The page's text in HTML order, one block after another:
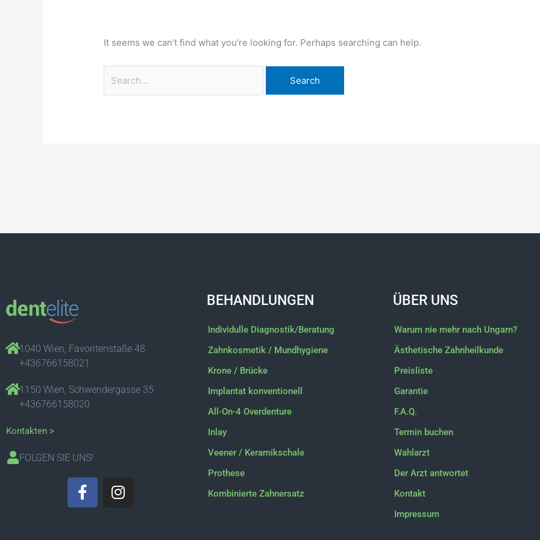
It seems we can’t find what you’re looking for. Perhaps searching can help.
1040 Wien, Favoritenstaße 48
+436766158021
1150 Wien, Schwendergasse 35
+436766158020
Kontakten >
FOLGEN SIE UNS!
F
a
I
n
BEHANDLUNGEN
Individulle Diagnostik/Beratung
Zahnkosmetik / Mundhygiene
Krone / Brücke
Implantat konventionell
All-On-4 Overdenture
Inlay
Veener / Keramikschale
Prothese
Kombinierte Zahnersatz
ÜBER UNS
Warum nie mehr nach Ungarn?
Ästhetische Zahnheilkunde
Preisliste
Garantie
F.A.Q.
Termin buchen
Wahlarzt
Der Arzt antwortet
Kontakt
Impressum